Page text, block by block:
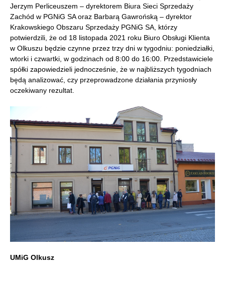
Jerzym Perliceuszem – dyrektorem Biura Sieci Sprzedaży
Zachód w PGNiG SA oraz Barbarą Gawrońską – dyrektor
Krakowskiego Obszaru Sprzedaży PGNiG SA, którzy
potwierdzili, że od 18 listopada 2021 roku Biuro Obsługi Klienta
w Olkuszu będzie czynne przez trzy dni w tygodniu: poniedziałki,
wtorki i czwartki, w godzinach od 8:00 do 16:00. Przedstawiciele
spółki zapowiedzieli jednocześnie, że w najbliższych tygodniach
będą analizować, czy przeprowadzone działania przyniosły
oczekiwany rezultat.
UMiG Olkusz